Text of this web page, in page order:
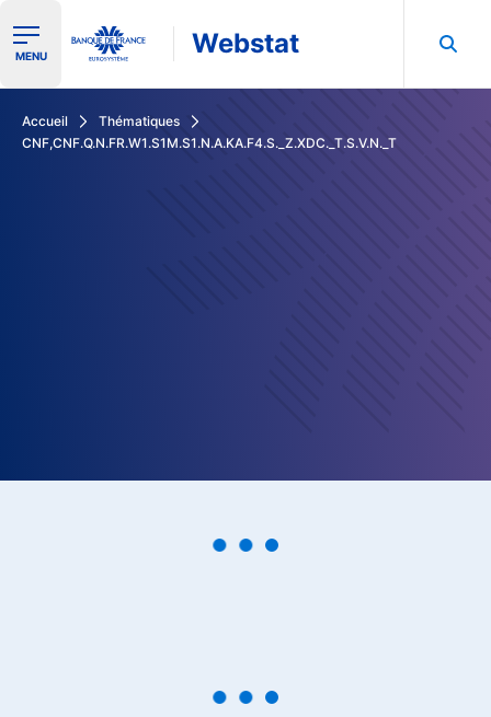
Ouvrir le menu de navigation
MENU Webstat
Accueil
Thématiques
CNF,CNF.Q.N.FR.W1.S1M.S1.N.A.KA.F4.S._Z.XDC._T.S.V.N._T